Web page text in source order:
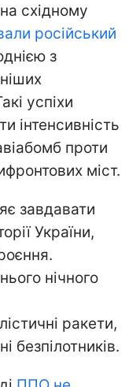
східному
російський
з
успіхи
інтенсивність
проти
міст.
завдавати
України,
нічного
ракети,
безпілотників.